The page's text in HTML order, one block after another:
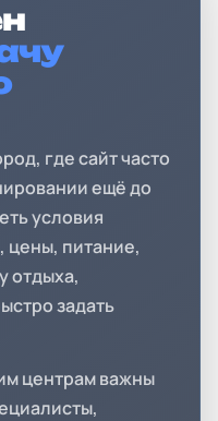
где сайт часто
ещё до
условия
цены, питание,
отдыха,
задать
центрам важны